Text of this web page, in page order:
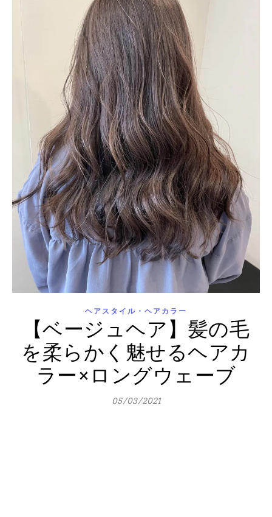
ヘアスタイル・ヘアカラー
【ベージュヘア】髪の毛
を柔らかく魅せるヘアカ
ラー×ロングウェーブ
05/03/2021